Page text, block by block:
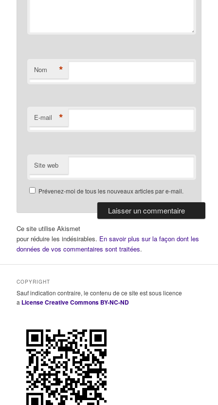
Nom *
E-mail *
Site web
Prévenez-moi de tous les nouveaux articles par e-mail.
Ce site utilise Akismet
pour réduire les indésirables. En savoir plus sur la façon dont les
données de vos commentaires sont traitées.
COPYRIGHT
Sauf indication contraire, le contenu de ce site est sous licence
a License Creative Commons BY-NC-ND